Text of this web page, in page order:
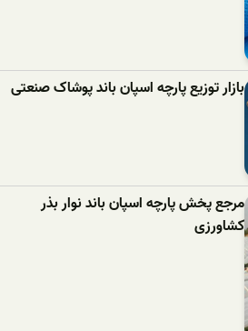
بازار توزیع پارچه اسپان باند پوشاک صنعتی
مرجع پخش پارچه اسپان باند نوار بذر
کشاورزی